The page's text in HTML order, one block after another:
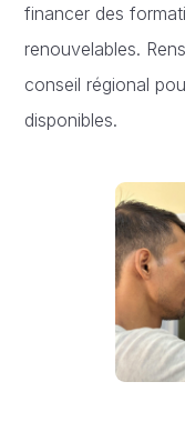
financer des
renouvelables.
conseil régional
disponibles.